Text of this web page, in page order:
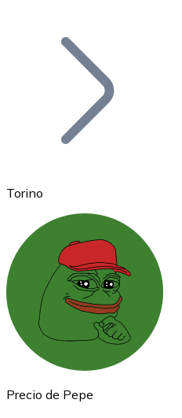
Bitcoin
Ethereum
ETH
Torino
Precio de Pepe